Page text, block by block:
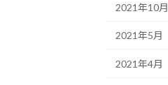
2021年10月
2021年5月
2021年4月